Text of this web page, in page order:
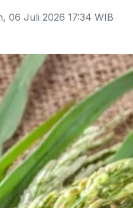
, 06 Juli 2026 17:34 WIB